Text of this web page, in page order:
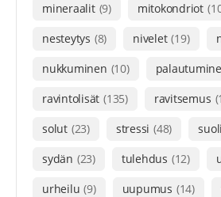
mineraalit (9) mitokondriot
nesteytys (8) nivelet (19)
nukkuminen (10)
ravintolisät (135) ravitsemus
solut (23) stressi (48)
sydän (23) tulehdus (12)
urheilu (9) uupumus (14)